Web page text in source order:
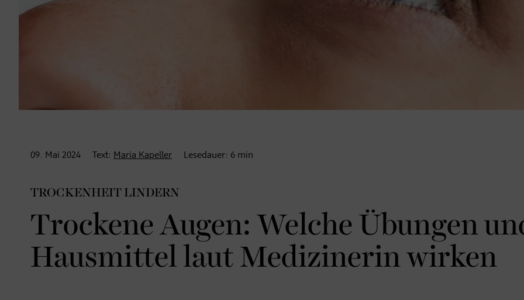
09. Mai 2024 Text: Maria Kapeller Lesedauer: 6 min
TROCKENHEIT LINDERN
Trockene Augen: Welche Übungen
Hausmittel laut Medizinerin wirken